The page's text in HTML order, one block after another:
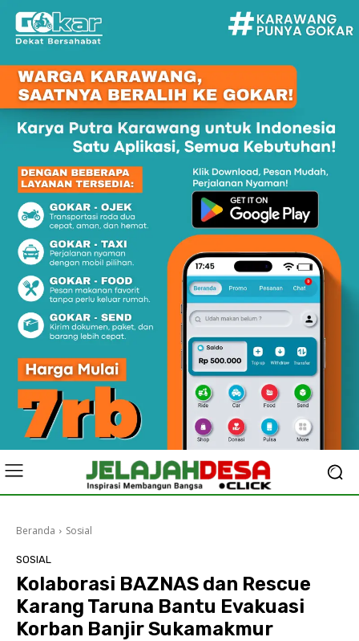
Beranda Sosial
SOSIAL
Kolaborasi BAZNAS dan Rescue
Karang Taruna Bantu Evakuasi
Korban Banjir Sukamakmur